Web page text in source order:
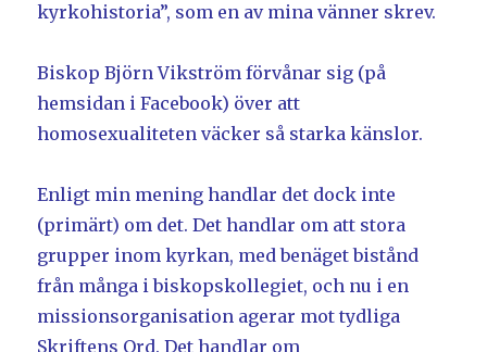
kyrkohistoria”, som en av mina vänner skrev.
Biskop Björn Vikström förvånar sig (på
hemsidan i Facebook) över att
homosexualiteten väcker så starka känslor.
Enligt min mening handlar det dock inte
(primärt) om det. Det handlar om att stora
grupper inom kyrkan, med benäget bistånd
från många i biskopskollegiet, och nu i en
missionsorganisation agerar mot tydliga
Skriftens Ord. Det handlar om